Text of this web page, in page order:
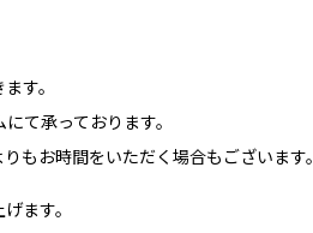
す。
て承っております。
もお時間をいただく場合もございます。
ます。